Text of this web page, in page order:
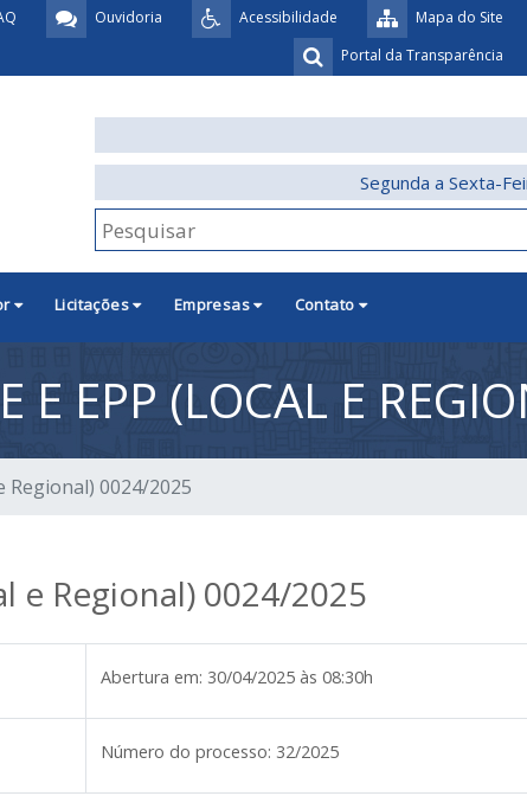
Mapa do Site
Acessibilidade
Ouvidoria
Portal da Transparência
Segunda a Sexta-
Licitações Empresas Contato
E EPP (LOCAL E
Regional) 0024/2025
e Regional) 0024/2025
Abertura em: 30/04/2025 às 08:30h
Número do processo: 32/2025